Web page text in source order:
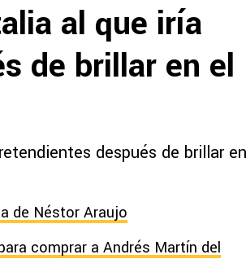
al que iría
de brillar en el
después de brillar en
de Néstor Araujo
comprar a Andrés Martín del